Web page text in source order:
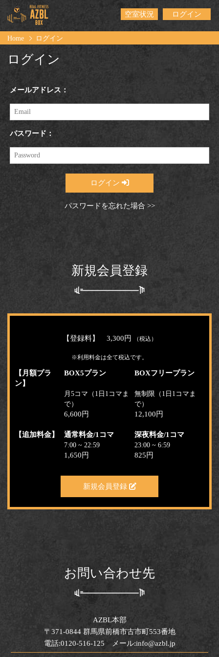
空室状況 ログイン
Home ログイン
ログイン
メールアドレス：
パスワード：
ログイン
パスワードを忘れた場合 >>
新規会員登録
【登録料】 3,300円 （税込）
※利用料金は全て税込です。
【月額プラ
ン】
BOX5プラン BOXフリープラン
月5コマ（1日1コマま
で）
無制限（1日1コマま
で）
6,600円 12,100円
【追加料金】 通常料金/1コマ 深夜料金/1コマ
7:00 ~ 22:59 23:00 ~ 6:59
1,650円 825円
新規会員登録
お問い合わせ先
AZBL本部
〒371-0844 群馬県前橋市古市町553番地
電話:0120-516-125 メール:info@azbl.jp